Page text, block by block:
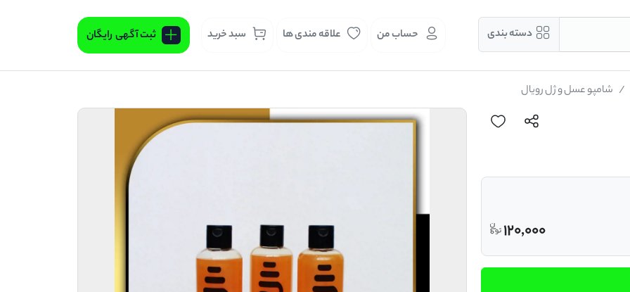
دسته بندی حساب من علاقه مندی ها سبد خرید ثبت آگهی رایگان
شامپو عسل و ژل رویال
120,000